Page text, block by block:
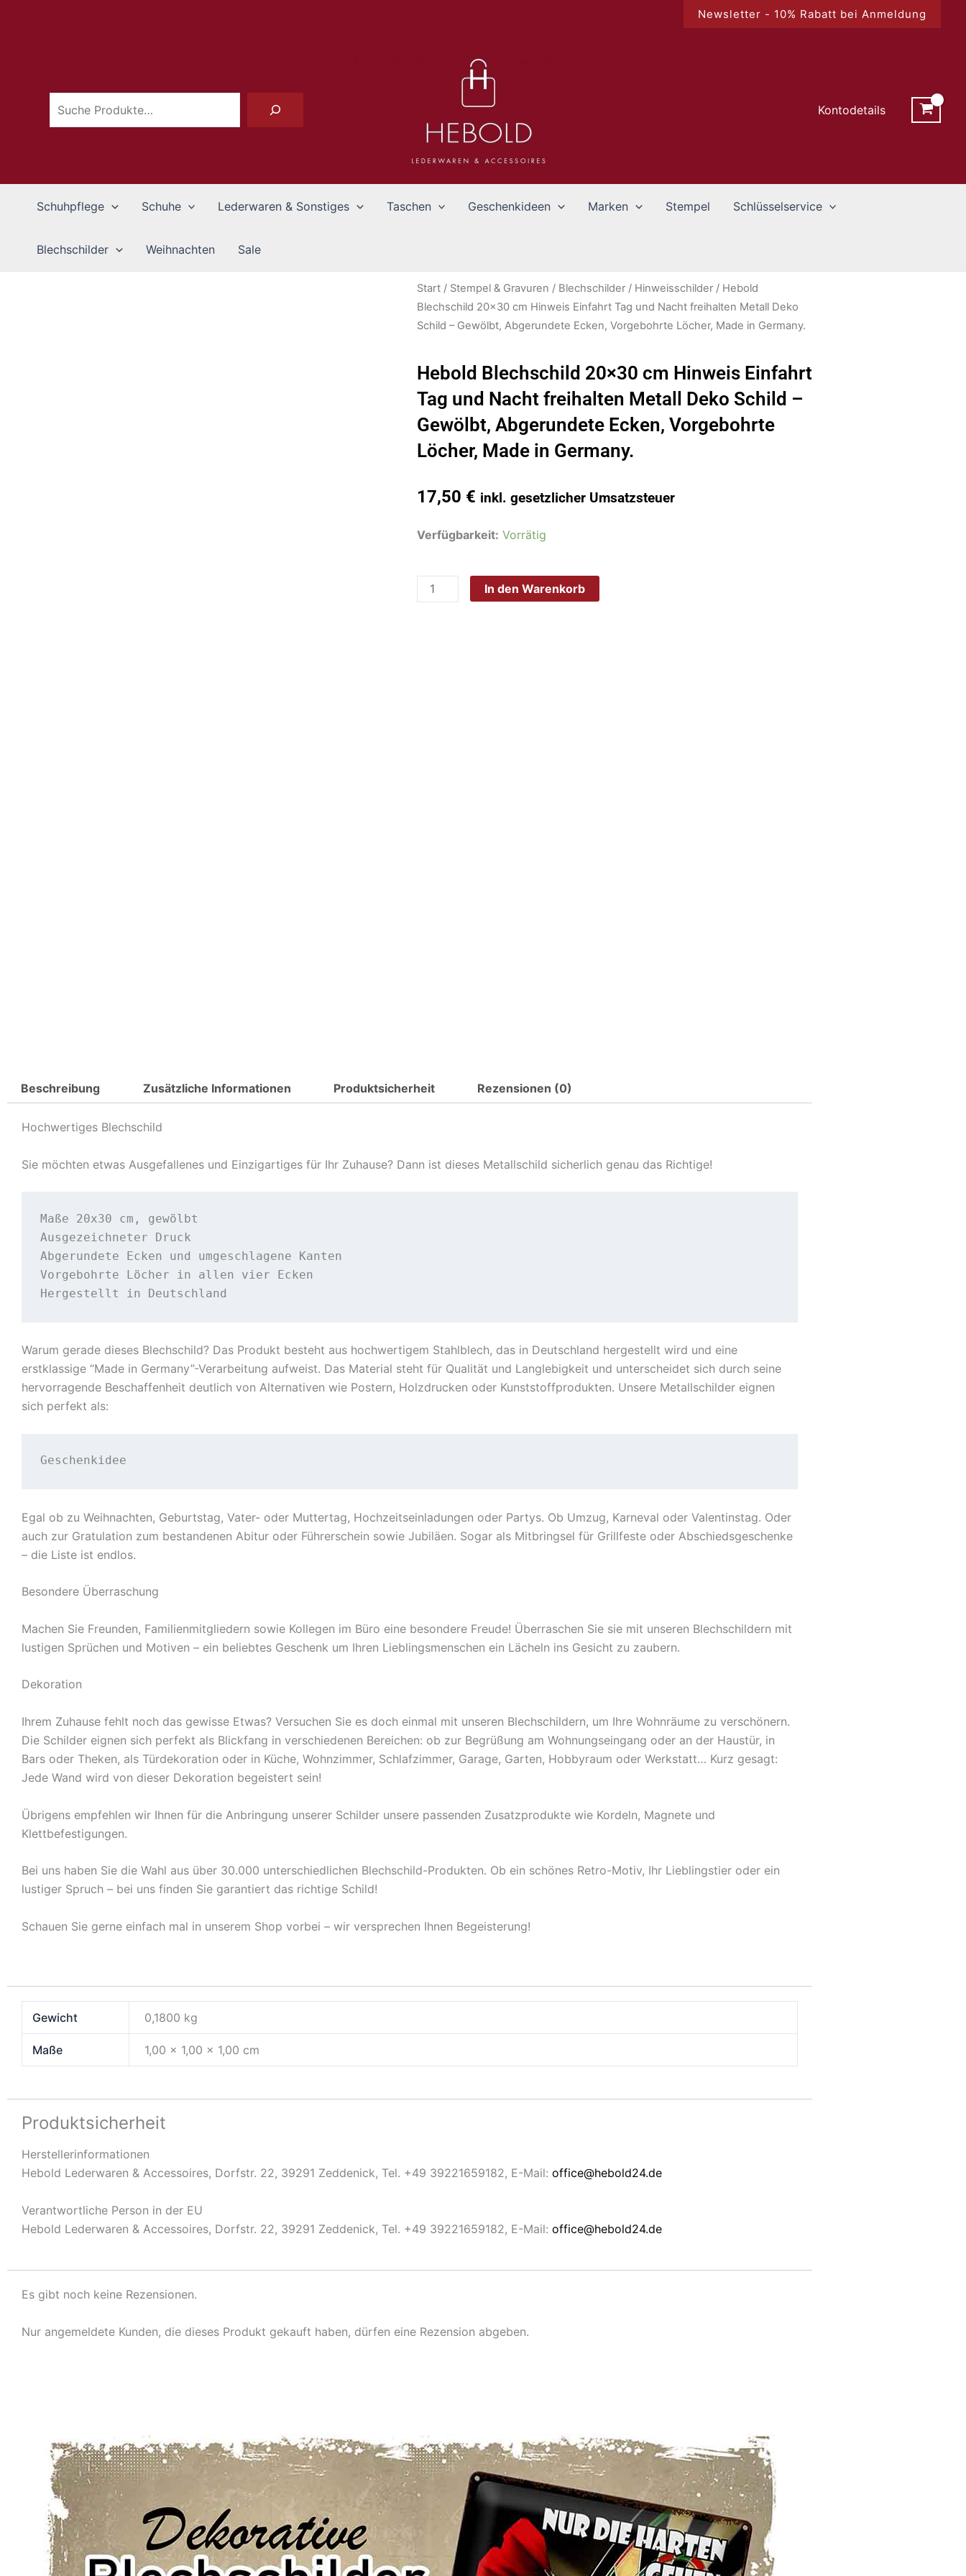
Newsletter - 10% Rabatt bei Anmeldung
Kontodetails
Schuhpflege Schuhe Lederwaren & Sonstiges Taschen Geschenkideen Marken Stempel Schlüsselservice
Blechschilder Weihnachten Sale
Start / Stempel & Gravuren / Blechschilder / Hinweisschilder / Hebold
Blechschild 20×30 cm Hinweis Einfahrt Tag und Nacht freihalten Metall Deko
Schild – Gewölbt, Abgerundete Ecken, Vorgebohrte Löcher, Made in Germany.
Hebold Blechschild 20×30 cm Hinweis Einfahrt
Tag und Nacht freihalten Metall Deko Schild –
Gewölbt, Abgerundete Ecken, Vorgebohrte
Löcher, Made in Germany.
17,50 € inkl. gesetzlicher Umsatzsteuer
Verfügbarkeit: Vorrätig
Hebold
cm
In den Warenkorb
Beschreibung Zusätzliche Informationen Produktsicherheit Rezensionen (0)
Hochwertiges Blechschild
Sie möchten etwas Ausgefallenes und Einzigartiges für Ihr Zuhause? Dann ist dieses Metallschild sicherlich genau das Richtige!
Maße 20x30 cm, gewölbt
Ausgezeichneter Druck
Abgerundete Ecken und umgeschlagene Kanten
Vorgebohrte Löcher in allen vier Ecken
Hergestellt in Deutschland
Warum gerade dieses Blechschild? Das Produkt besteht aus hochwertigem Stahlblech, das in Deutschland hergestellt wird und eine
erstklassige “Made in Germany”-Verarbeitung aufweist. Das Material steht für Qualität und Langlebigkeit und unterscheidet sich durch seine
hervorragende Beschaffenheit deutlich von Alternativen wie Postern, Holzdrucken oder Kunststoffprodukten. Unsere Metallschilder eignen
sich perfekt als:
Geschenkidee
Egal ob zu Weihnachten, Geburtstag, Vater- oder Muttertag, Hochzeitseinladungen oder Partys. Ob Umzug, Karneval oder Valentinstag. Oder
auch zur Gratulation zum bestandenen Abitur oder Führerschein sowie Jubiläen. Sogar als Mitbringsel für Grillfeste oder Abschiedsgeschenke
– die Liste ist endlos.
Besondere Überraschung
Machen Sie Freunden, Familienmitgliedern sowie Kollegen im Büro eine besondere Freude! Überraschen Sie sie mit unseren Blechschildern mit
lustigen Sprüchen und Motiven – ein beliebtes Geschenk um Ihren Lieblingsmenschen ein Lächeln ins Gesicht zu zaubern.
Dekoration
Ihrem Zuhause fehlt noch das gewisse Etwas? Versuchen Sie es doch einmal mit unseren Blechschildern, um Ihre Wohnräume zu verschönern.
Die Schilder eignen sich perfekt als Blickfang in verschiedenen Bereichen: ob zur Begrüßung am Wohnungseingang oder an der Haustür, in
Bars oder Theken, als Türdekoration oder in Küche, Wohnzimmer, Schlafzimmer, Garage, Garten, Hobbyraum oder Werkstatt… Kurz gesagt:
Jede Wand wird von dieser Dekoration begeistert sein!
Übrigens empfehlen wir Ihnen für die Anbringung unserer Schilder unsere passenden Zusatzprodukte wie Kordeln, Magnete und
Klettbefestigungen.
Bei uns haben Sie die Wahl aus über 30.000 unterschiedlichen Blechschild-Produkten. Ob ein schönes Retro-Motiv, Ihr Lieblingstier oder ein
lustiger Spruch – bei uns finden Sie garantiert das richtige Schild!
Schauen Sie gerne einfach mal in unserem Shop vorbei – wir versprechen Ihnen Begeisterung!
Gewicht 0,1800 kg
Maße 1,00 × 1,00 × 1,00 cm
Produktsicherheit
Herstellerinformationen
Hebold Lederwaren & Accessoires, Dorfstr. 22, 39291 Zeddenick, Tel. +49 39221659182, E-Mail: office@hebold24.de
Verantwortliche Person in der EU
Hebold Lederwaren & Accessoires, Dorfstr. 22, 39291 Zeddenick, Tel. +49 39221659182, E-Mail: office@hebold24.de
Es gibt noch keine Rezensionen.
Nur angemeldete Kunden, die dieses Produkt gekauft haben, dürfen eine Rezension abgeben.